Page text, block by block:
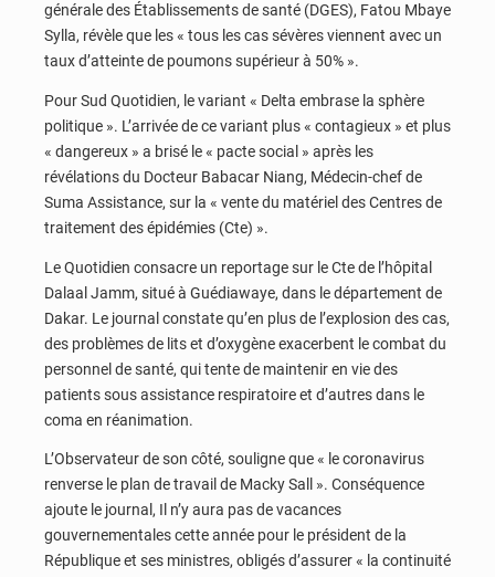
générale des Établissements de santé (DGES), Fatou Mbaye
Sylla, révèle que les « tous les cas sévères viennent avec un
taux d’atteinte de poumons supérieur à 50% ».
Pour Sud Quotidien, le variant « Delta embrase la sphère
politique ». L’arrivée de ce variant plus « contagieux » et plus
« dangereux » a brisé le « pacte social » après les
révélations du Docteur Babacar Niang, Médecin-chef de
Suma Assistance, sur la « vente du matériel des Centres de
traitement des épidémies (Cte) ».
Le Quotidien consacre un reportage sur le Cte de l’hôpital
Dalaal Jamm, situé à Guédiawaye, dans le département de
Dakar. Le journal constate qu’en plus de l’explosion des cas,
des problèmes de lits et d’oxygène exacerbent le combat du
personnel de santé, qui tente de maintenir en vie des
patients sous assistance respiratoire et d’autres dans le
coma en réanimation.
L’Observateur de son côté, souligne que « le coronavirus
renverse le plan de travail de Macky Sall ». Conséquence
ajoute le journal, Il n’y aura pas de vacances
gouvernementales cette année pour le président de la
République et ses ministres, obligés d’assurer « la continuité